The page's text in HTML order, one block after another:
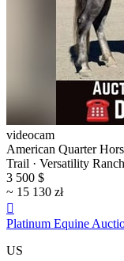
videocam
American Quarter
Trail · Versatility
3 500 $
~ 15 130 zł

Platinum Equine
US